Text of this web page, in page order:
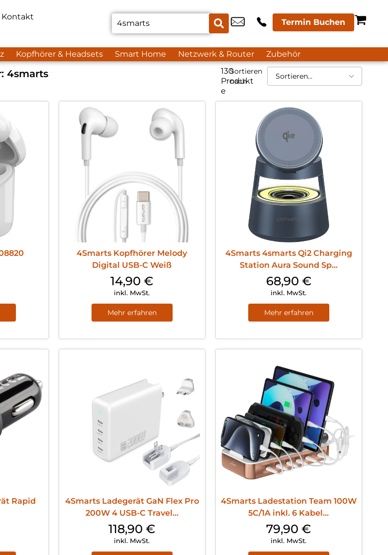
Kontakt
Termin Buchen
Kopfhörer & Headsets Smart Home Netzwerk & Router Zubehör
4smarts
130
Produkt
e
Sortieren
nach
4Smarts Kopfhörer Melody
Digital USB-C Weiß
14,90€
inkl. MwSt.
Mehr erfahren
4Smarts 4smarts Qi2 Charging
Station Aura Sound Sp...
68,90 €
inkl. MwSt.
Mehr erfahren
Rapid
4Smarts Ladegerät GaN Flex Pro
200W 4 USB-C Travel...
118,90€
inkl. MwSt.
4Smarts Ladestation Team 100W
5C/1A inkl. 6 Kabel...
79,90€
inkl. MwSt.